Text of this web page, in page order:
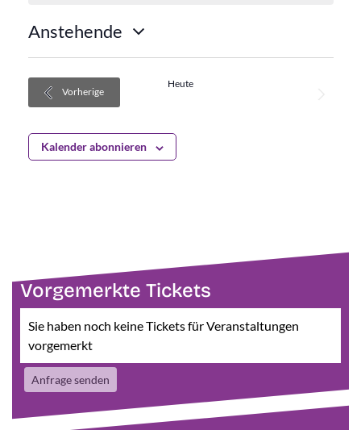
Anstehende
VorherigeVeranstaltungen
Heute
Kalender abonnieren
Vorgemerkte Tickets
Sie haben noch keine Tickets für Veranstaltungen
vorgemerkt
Anfrage senden